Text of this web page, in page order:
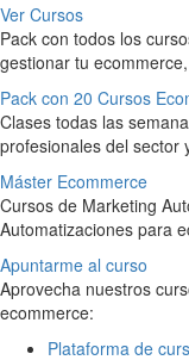
Ver Cursos
Pack con todos los
gestionar tu
Pack con 20 Cursos
Clases todas las
profesionales del sector
Máster Ecommerce
Cursos de Marketing
Automatizaciones para
Apuntarme al curso
Aprovecha nuestros
ecommerce:
Plataforma de